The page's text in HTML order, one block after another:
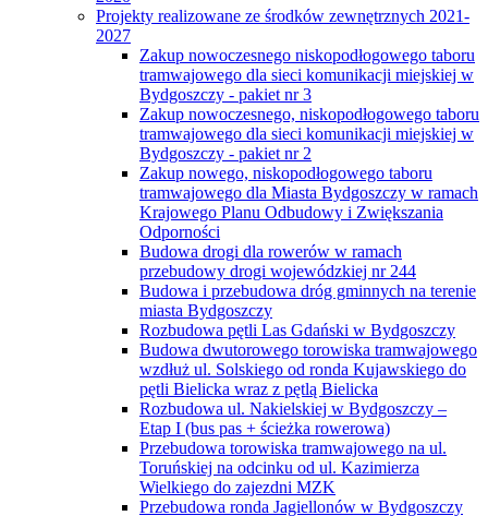
Projekty realizowane ze środków zewnętrznych 2021-
2027
Zakup nowoczesnego niskopodłogowego taboru
tramwajowego dla sieci komunikacji miejskiej w
Bydgoszczy - pakiet nr 3
Zakup nowoczesnego, niskopodłogowego taboru
tramwajowego dla sieci komunikacji miejskiej w
Bydgoszczy - pakiet nr 2
Zakup nowego, niskopodłogowego taboru
tramwajowego dla Miasta Bydgoszczy w ramach
Krajowego Planu Odbudowy i Zwiększania
Odporności
Budowa drogi dla rowerów w ramach
przebudowy drogi wojewódzkiej nr 244
Budowa i przebudowa dróg gminnych na terenie
miasta Bydgoszczy
Rozbudowa pętli Las Gdański w Bydgoszczy
Budowa dwutorowego torowiska tramwajowego
wzdłuż ul. Solskiego od ronda Kujawskiego do
pętli Bielicka wraz z pętlą Bielicka
Rozbudowa ul. Nakielskiej w Bydgoszczy –
Etap I (bus pas + ścieżka rowerowa)
Przebudowa torowiska tramwajowego na ul.
Toruńskiej na odcinku od ul. Kazimierza
Wielkiego do zajezdni MZK
Przebudowa ronda Jagiellonów w Bydgoszczy